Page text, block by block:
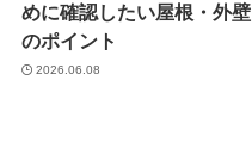
めに確認したい屋根・外壁
のポイント
2026.06.08